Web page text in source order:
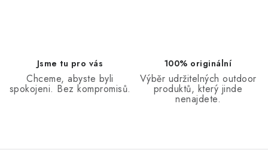
Jsme tu pro vás
Chceme, abyste byli
spokojeni. Bez kompromisů.
100% originální
Výběr udržitelných outdoor
produktů, který jinde
nenajdete.